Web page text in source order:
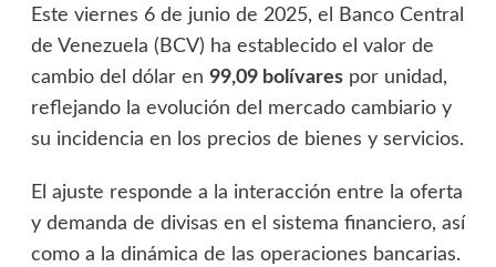
Este viernes 6 de junio de 2025, el Banco Central
de Venezuela (BCV) ha establecido el valor de
cambio del dólar en 99,09 bolívarespor unidad,
reflejando la evolución del mercado cambiario y
su incidencia en los precios de bienes y servicios.
El ajuste responde a la interacción entre la oferta
y demanda de divisas en el sistema financiero, así
como a la dinámica de las operaciones bancarias.